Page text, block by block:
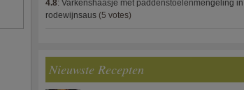
4.8: Varkenshaasje met paddenstoelenmengeling in
rodewijnsaus (5 votes)
Nieuwste Recepten